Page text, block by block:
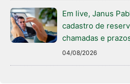
Em live, Janus
cadastro de
chamadas e
04/08/2026